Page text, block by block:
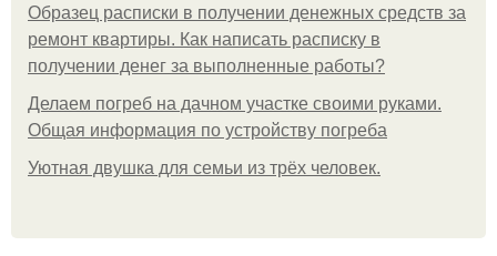
Образец расписки в получении денежных средств за
ремонт квартиры. Как написать расписку в
получении денег за выполненные работы?
Делаем погреб на дачном участке своими руками.
Общая информация по устройству погреба
Уютная двушка для семьи из трёх человек.